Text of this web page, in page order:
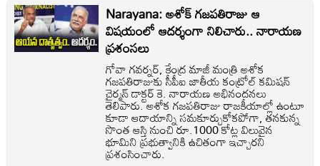
Narayana: అశోక్ గజపతిరాజు ఆ
విషయంలో ఆదర్శంగా నిలిచారు.. నారాయణ
ప్రశంసలు
గోవా గవర్నర్, కేంద్ర మాజీ మంత్రి అశోక
గజపతిరాజుకు సీపీఐ జాతీయ కంట్రోల్ కమిషన్
చైర్మన్ డాక్టర్ కె. నారాయణ అభినందనలు
తెలిపారు. అశోక గజపతిరాజు రాజకీయాల్లో ఉంటూ
కూడా ఆదాయాన్ని సమకూర్చుకోకపోగా, తనకున్న
సొంత ఆస్తి నుంచి రూ.1000 కోట్ల విలువైన
భూమిని ప్రభుత్వానికి ఉచితంగా ఇచ్చారని
ప్రశంసించారు.